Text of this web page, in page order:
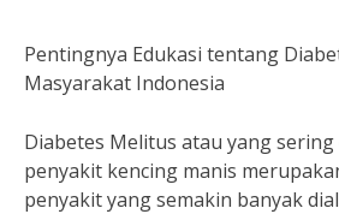
Pentingnya Edukasi tentang
Masyarakat Indonesia
Diabetes Melitus atau yang
penyakit kencing manis
penyakit yang semakin banyak